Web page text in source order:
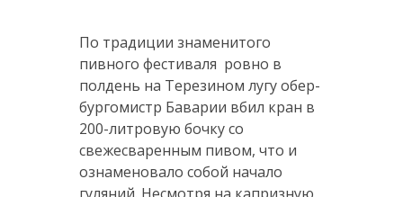
По традиции знаменитого
пивного фестиваля ровно в
полдень на Терезином лугу обер-
бургомистр Баварии вбил кран в
200-литровую бочку со
свежесваренным пивом, что и
ознаменовало собой начало